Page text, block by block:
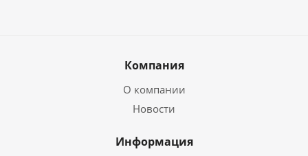
Компания
О компании
Новости
Информация